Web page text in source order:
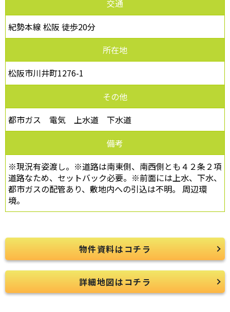
交通
紀勢本線 松阪 徒歩20分
所在地
松阪市川井町1276-1
その他
都市ガス 電気 上水道 下水道
備考
※現況有姿渡し。※道路は南東側、南西側とも４２条２項
道路なため、セットバック必要。※前面には上水、下水、
都市ガスの配管あり、敷地内への引込は不明。 周辺環
境。
物件資料はコチラ
詳細地図はコチラ